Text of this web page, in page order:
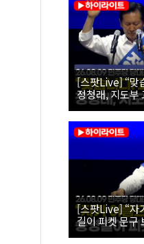
[스팟Live] “맞
정청래, 지도부
26.08.09 더불
보 대구·경북
[스팟Live] “자
길이 피켓 문구
더불어민주당